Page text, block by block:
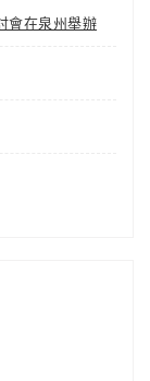
會在泉州舉辦